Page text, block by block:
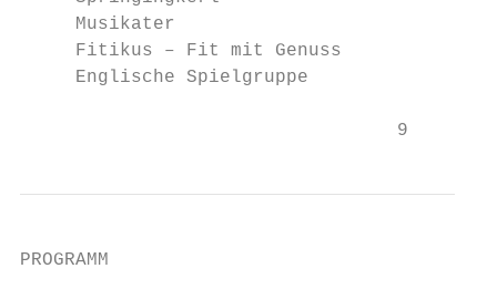
Musikater
Fitikus – Fit mit Genuss
Englische Spielgruppe
                                  9
PROGRAMM